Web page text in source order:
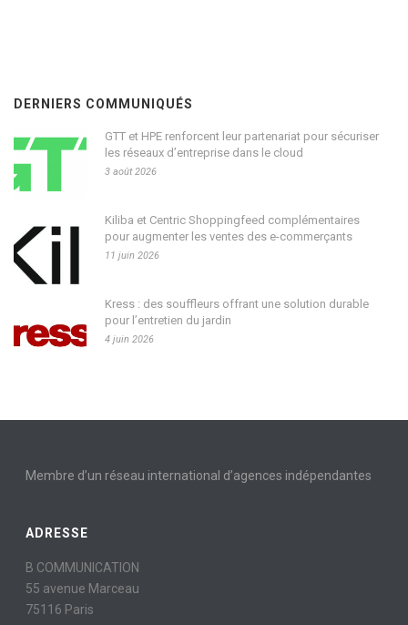
DERNIERS COMMUNIQUÉS
GTT et HPE renforcent leur partenariat pour sécuriser
les réseaux d’entreprise dans le cloud
3 août 2026
Kiliba et Centric Shoppingfeed complémentaires
pour augmenter les ventes des e-commerçants
11 juin 2026
Kress : des souffleurs offrant une solution durable
pour l’entretien du jardin
4 juin 2026
Membre d’un réseau international d’agences indépendantes
ADRESSE
B COMMUNICATION
55 avenue Marceau
75116 Paris